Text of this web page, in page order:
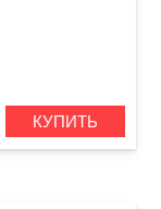
КУПИТЬ